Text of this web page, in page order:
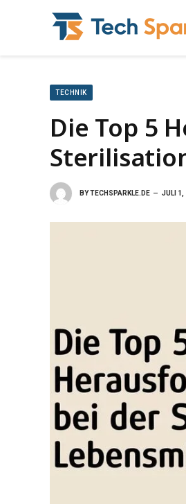
TECHNIK
Die Top 5
BYTECHSPARKLE.DE JULI 1,